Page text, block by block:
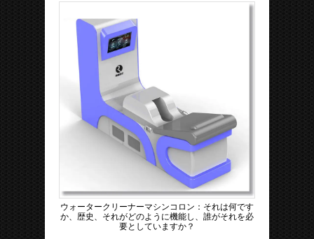
ウォータークリーナーマシンコロン：それは何です
か、歴史、それがどのように機能し、誰がそれを必
要としていますか？